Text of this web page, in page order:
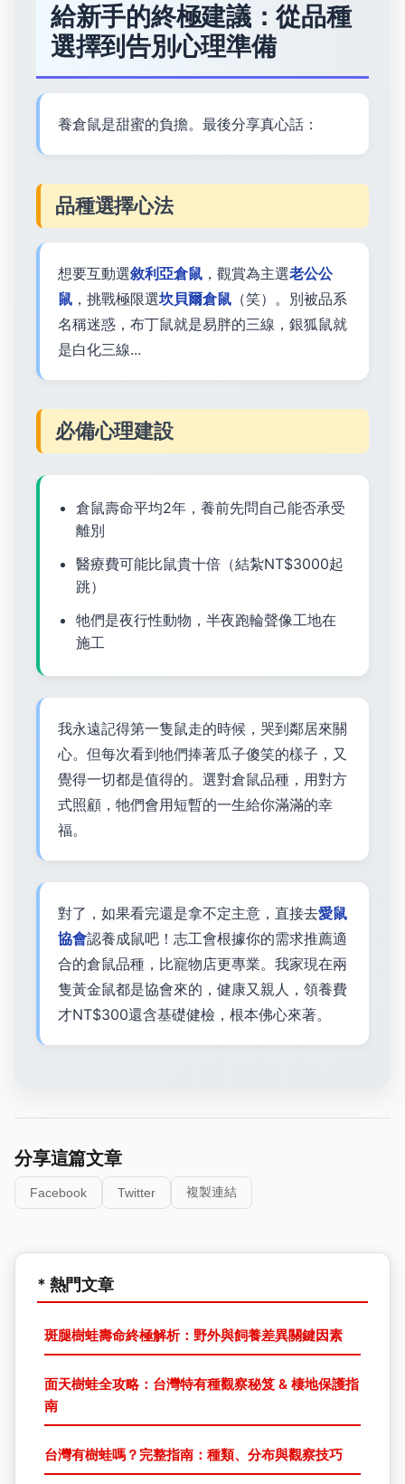
給新手的終極建議：從品種
選擇到告別心理準備
養倉鼠是甜蜜的負擔。最後分享真心話：
品種選擇心法
想要互動選敘利亞倉鼠 ，觀賞為主選老公公
鼠 ，挑戰極限選坎貝爾倉鼠 （笑）。別被品系
名稱迷惑，布丁鼠就是易胖的三線，銀狐鼠就
是白化三線...
必備心理建設
倉鼠壽命平均2年，養前先問自己能否承受
離別
醫療費可能比鼠貴十倍（結紮NT$3000起
跳）
牠們是夜行性動物，半夜跑輪聲像工地在
施工
我永遠記得第一隻鼠走的時候，哭到鄰居來關
心。但每次看到牠們捧著瓜子傻笑的樣子，又
覺得一切都是值得的。選對倉鼠品種，用對方
式照顧，牠們會用短暫的一生給你滿滿的幸
福。
對了，如果看完還是拿不定主意，直接去愛鼠
協會認養成鼠吧！志工會根據你的需求推薦適
合的倉鼠品種，比寵物店更專業。我家現在兩
隻黃金鼠都是協會來的，健康又親人，領養費
才NT$300還含基礎健檢，根本佛心來著。
分享這篇文章
Facebook Twitter 複製連結
* 熱門文章
斑腿樹蛙壽命終極解析：野外與飼養差異關鍵因素
面天樹蛙全攻略：台灣特有種觀察秘笈 & 棲地保護指
南
台灣有樹蛙嗎？完整指南：種類、分布與觀察技巧